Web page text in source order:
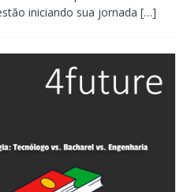
iniciando sua jornada […]